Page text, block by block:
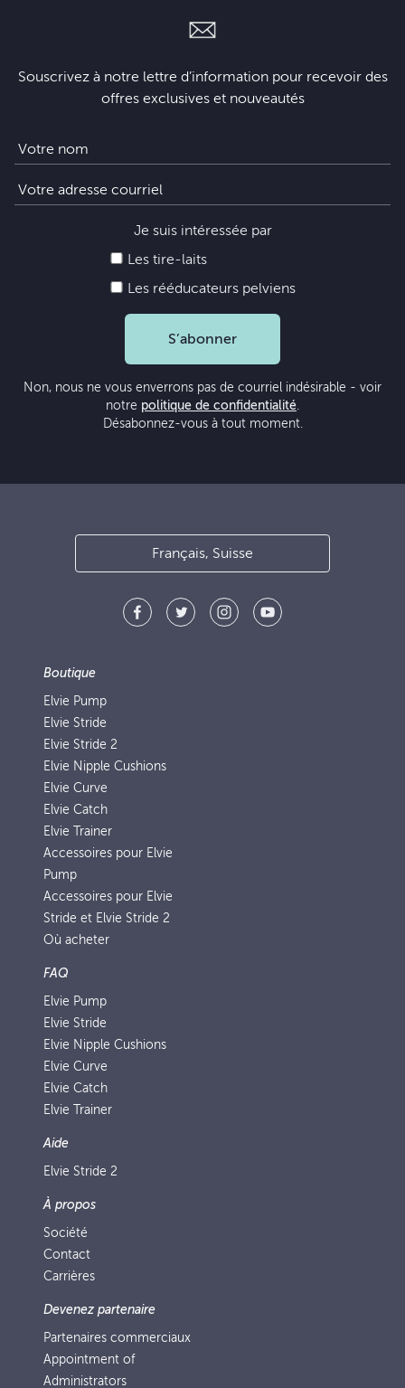
Souscrivez à notre lettre d’information pour recevoir des
offres exclusives et nouveautés
Je suis intéressée par
Les tire-laits
Les rééducateurs pelviens
S’abonner
Non, nous ne vous enverrons pas de courriel indésirable - voir
notre politique de confidentialité.
Désabonnez-vous à tout moment.
Français, Suisse
Boutique
Elvie Pump
Elvie Stride
Elvie Stride 2
Elvie Nipple Cushions
Elvie Curve
Elvie Catch
Elvie Trainer
Accessoires pour Elvie
Pump
Accessoires pour Elvie
Stride et Elvie Stride 2
Où acheter
FAQ
Elvie Pump
Elvie Stride
Elvie Nipple Cushions
Elvie Curve
Elvie Catch
Elvie Trainer
Aide
Elvie Stride 2
À propos
Société
Contact
Carrières
Devenez partenaire
Partenaires commerciaux
Appointment of
Administrators